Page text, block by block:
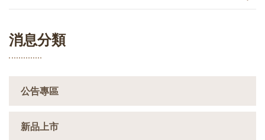
消息分類
公告專區
新品上市